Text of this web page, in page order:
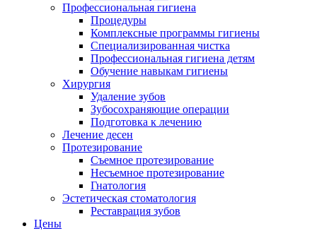
Профессиональная гигиена
Процедуры
Комплексные программы гигиены
Специализированная чистка
Профессиональная гигиена детям
Обучение навыкам гигиены
Хирургия
Удаление зубов
Зубосохраняющие операции
Подготовка к лечению
Лечение десен
Протезирование
Съемное протезирование
Несъемное протезирование
Гнатология
Эстетическая стоматология
Реставрация зубов
Цены